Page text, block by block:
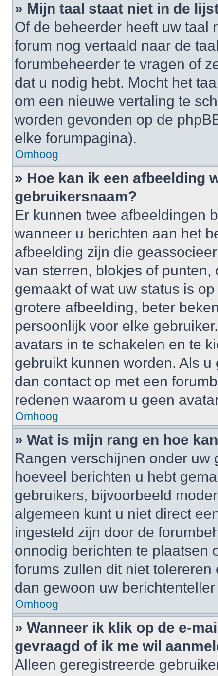
» Mijn taal staat niet in de
Of de beheerder heeft uw taal
forum nog vertaald naar de
forumbeheerder te vragen of
dat u nodig hebt. Mocht het
om een nieuwe vertaling te
worden gevonden op de
elke forumpagina).
Omhoog
» Hoe kan ik een afbeelding
gebruikersnaam?
Er kunnen twee afbeeldingen
wanneer u berichten aan het
afbeelding zijn die
van sterren, blokjes of
gemaakt of wat uw status is
grotere afbeelding, beter
persoonlijk voor elke
avatars in te schakelen en te
gebruikt kunnen worden. Als
dan contact op met een
redenen waarom u geen
Omhoog
» Wat is mijn rang en hoe
Rangen verschijnen onder uw
hoeveel berichten u hebt
gebruikers, bijvoorbeeld
algemeen kunt u niet direct
ingesteld zijn door de
onnodig berichten te plaatsen
forums zullen dit niet
dan gewoon uw
Omhoog
» Wanneer ik klik op de e-
gevraagd of ik me wil
Alleen geregistreerde